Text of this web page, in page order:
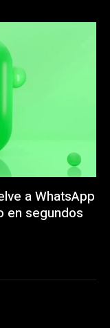
a WhatsApp
en segundos